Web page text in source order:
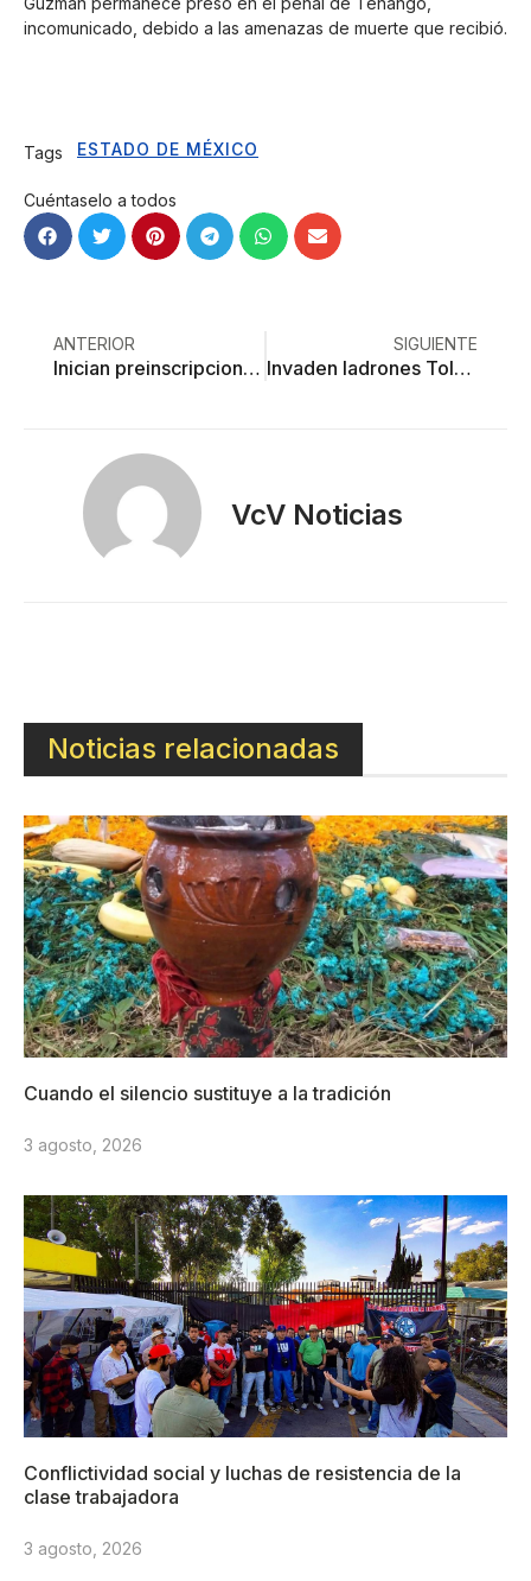
incomunicado, debido a las amenazas de muerte que recibió.
Tags ESTADO DE MÉXICO
Cuéntaselo a todos
ANTERIOR
Inician preinscripciones del ciclo escolar 2020-2021 el 17 de febrero
SIGUIENTE
Invaden ladrones Toluca: ola de detenciones en la capital
VcV Noticias
Noticias relacionadas
Cuando el silencio sustituye a la tradición
3 agosto, 2026
Conflictividad social y luchas de resistencia de la
clase trabajadora
3 agosto, 2026